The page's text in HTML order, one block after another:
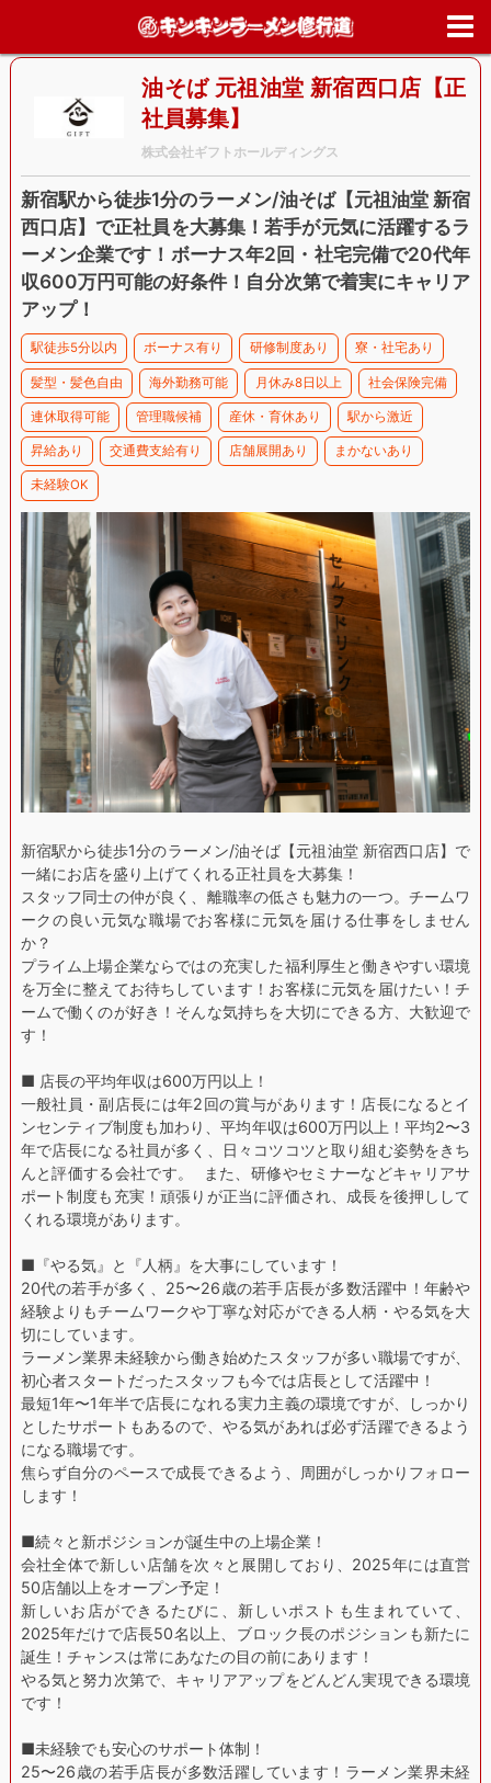
>東京都>新宿区>油そば 元祖油堂 新宿西口店【正
油そば 元祖油堂 新宿西口店【正
社員募集】
株式会社ギフトホールディングス
新宿駅から徒歩1分のラーメン/油そば【元祖油堂 新宿
西口店】で正社員を大募集！若手が元気に活躍するラ
ーメン企業です！ボーナス年2回・社宅完備で20代年
収600万円可能の好条件！自分次第で着実にキャリア
アップ！
駅徒歩5分以内 ボーナス有り 研修制度あり 寮・社宅あり
髪型・髪色自由 海外勤務可能 月休み8日以上 社会保険完備
連休取得可能 管理職候補 産休・育休あり 駅から激近
昇給あり 交通費支給有り 店舗展開あり まかないあり
未経験OK
新宿駅から徒歩1分のラーメン/油そば【元祖油堂 新宿西口店】で
一緒にお店を盛り上げてくれる正社員を大募集！
スタッフ同士の仲が良く、離職率の低さも魅力の一つ。チームワ
ークの良い元気な職場でお客様に元気を届ける仕事をしません
か？
プライム上場企業ならではの充実した福利厚生と働きやすい環境
を万全に整えてお待ちしています！お客様に元気を届けたい！チ
ームで働くのが好き！そんな気持ちを大切にできる方、大歓迎で
す！
■ 店長の平均年収は600万円以上！
一般社員・副店長には年2回の賞与があります！店長になるとイ
ンセンティブ制度も加わり、平均年収は600万円以上！平均2〜3
年で店長になる社員が多く、日々コツコツと取り組む姿勢をきち
んと評価する会社です。 また、研修やセミナーなどキャリアサ
ポート制度も充実！頑張りが正当に評価され、成長を後押しして
くれる環境があります。
■『やる気』と『人柄』を大事にしています！
20代の若手が多く、25〜26歳の若手店長が多数活躍中！年齢や
経験よりもチームワークや丁寧な対応ができる人柄・やる気を大
切にしています。
ラーメン業界未経験から働き始めたスタッフが多い職場ですが、
初心者スタートだったスタッフも今では店長として活躍中！
最短1年〜1年半で店長になれる実力主義の環境ですが、しっかり
としたサポートもあるので、やる気があれば必ず活躍できるよう
になる職場です。
焦らず自分のペースで成長できるよう、周囲がしっかりフォロー
します！
■続々と新ポジションが誕生中の上場企業！
会社全体で新しい店舗を次々と展開しており、2025年には直営
50店舗以上をオープン予定！
新しいお店ができるたびに、新しいポストも生まれていて、
2025年だけで店長50名以上、ブロック長のポジションも新たに
誕生！チャンスは常にあなたの目の前にあります！
やる気と努力次第で、キャリアアップをどんどん実現できる環境
です！
■未経験でも安心のサポート体制！
25〜26歳の若手店長が多数活躍しています！ラーメン業界未経